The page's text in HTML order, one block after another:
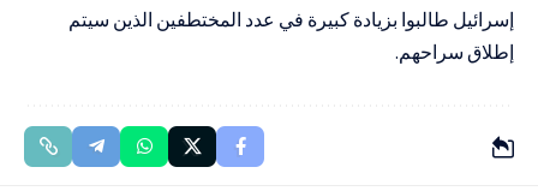
إسرائيل طالبوا بزيادة كبيرة في عدد المختطفين الذين سيتم
إطلاق سراحهم.